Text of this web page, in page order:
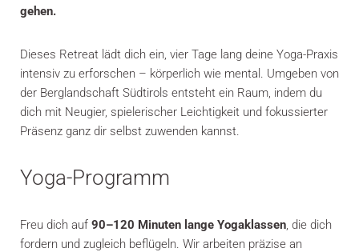
gehen.
Dieses Retreat lädt dich ein, vier Tage lang deine Yoga-Praxis
intensiv zu erforschen – körperlich wie mental. Umgeben von
der Berglandschaft Südtirols entsteht ein Raum, indem du
dich mit Neugier, spielerischer Leichtigkeit und fokussierter
Präsenz ganz dir selbst zuwenden kannst.
Yoga-Programm
Freu dich auf 90–120 Minuten lange Yogaklassen, die dich
fordern und zugleich beflügeln. Wir arbeiten präzise an